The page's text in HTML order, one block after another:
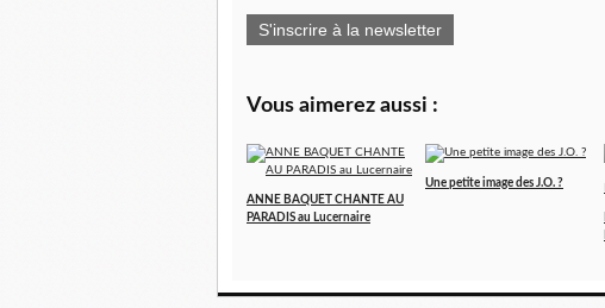
S'inscrire à la newsletter
Vous aimerez aussi :
ANNE BAQUET CHANTE AU
PARADIS au Lucernaire
Une petite image des J.O. ?